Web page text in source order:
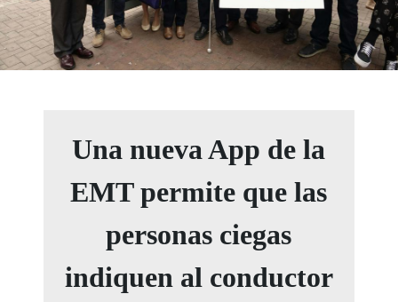
Una nueva App de la
EMT permite que las
personas ciegas
indiquen al conductor